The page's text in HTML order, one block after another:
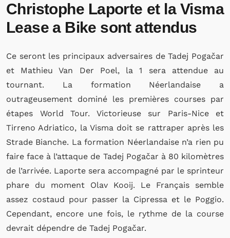
Christophe Laporte et la Visma
Lease a Bike sont attendus
Ce seront les principaux adversaires de Tadej Pogačar
et Mathieu Van Der Poel, la 1 sera attendue au
tournant. La formation Néerlandaise a
outrageusement dominé les premières courses par
étapes World Tour. Victorieuse sur Paris-Nice et
Tirreno Adriatico, la Visma doit se rattraper après les
Strade Bianche. La formation Néerlandaise n’a rien pu
faire face à l’attaque de Tadej Pogačar à 80 kilomètres
de l’arrivée. Laporte sera accompagné par le sprinteur
phare du moment Olav Kooij. Le Français semble
assez costaud pour passer la Cipressa et le Poggio.
Cependant, encore une fois, le rythme de la course
devrait dépendre de Tadej Pogačar.